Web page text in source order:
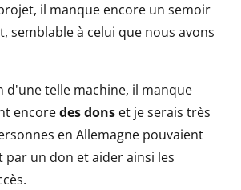
il manque encore un semoir
semblable à celui que nous avons
d'une telle machine, il manque
encoredes dons et je serais très
en Allemagne pouvaient
un don et aider ainsi les